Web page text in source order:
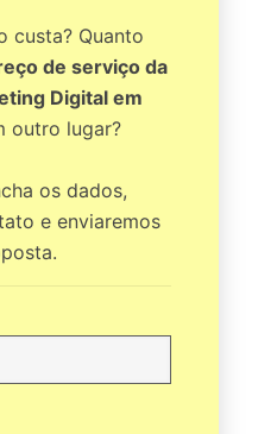
custa? Quanto
de serviço da
Digital em
outro lugar?
os dados,
e enviaremos